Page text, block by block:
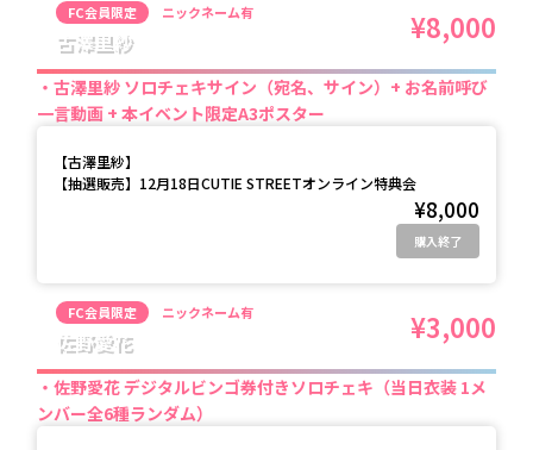
FC会員限定 ニックネーム有
古澤里紗 ¥8,000
古澤里紗 ソロチェキサイン（宛名、サイン）+ お名前呼び
一言動画 + 本イベント限定A3ポスター
【古澤里紗】
【抽選販売】12月18日CUTIE STREETオンライン特典会
¥8,000
購入終了
FC会員限定 ニックネーム有
佐野愛花 ¥3,000
佐野愛花 デジタルビンゴ券付きソロチェキ（当日衣装 1メ
ンバー全6種ランダム）